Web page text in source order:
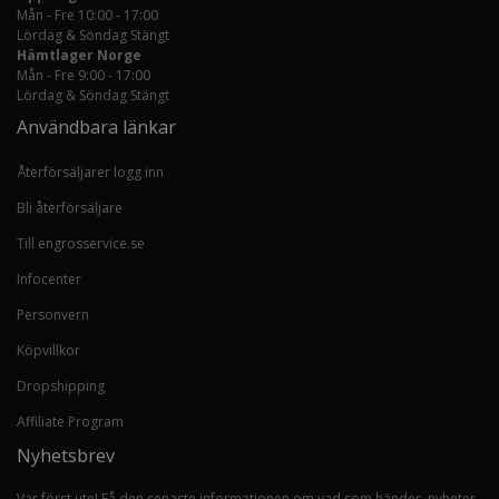
Mån - Fre 10:00 - 17:00
Lördag & Söndag Stängt
Hämtlager Norge
Mån - Fre 9:00 - 17:00
Lördag & Söndag Stängt
Användbara länkar
Återförsäljarer logg inn
Bli återförsäljare
Till engrosservice.se
Infocenter
Personvern
Köpvillkor
Dropshipping
Affiliate Program
Nyhetsbrev